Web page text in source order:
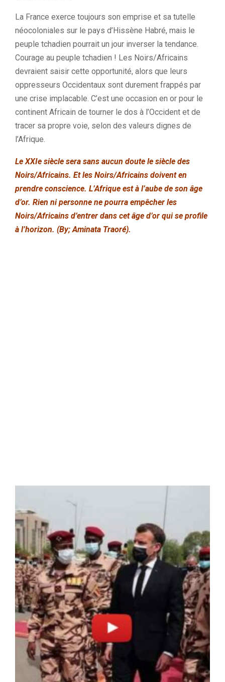
La France exerce toujours son emprise et sa tutelle
néocoloniales sur le pays d’Hissène Habré, mais le
peuple tchadien pourrait un jour inverser la tendance.
Courage au peuple tchadien ! Les Noirs/Africains
devraient saisir cette opportunité, alors que leurs
oppresseurs Occidentaux sont durement frappés par
une crise implacable. C’est une occasion en or pour le
continent Africain de tourner le dos à l’Occident et de
tracer sa propre voie, selon des valeurs dignes de
l’Afrique.
Le XXIe siècle sera sans aucun doute le siècle des
Noirs/Africains. Et les Noirs/Africains doivent en
prendre conscience. L’Afrique est à l’aube de son âge
d’or. Rien ni personne ne pourra empêcher les
Noirs/Africains d’entrer dans cet âge d’or qui se profile
à l’horizon. (By; Aminata Traoré).